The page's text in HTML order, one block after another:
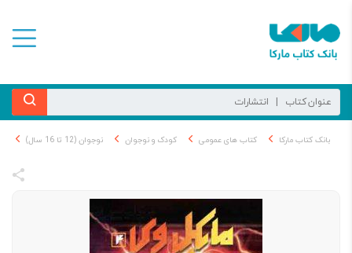
بانک کتاب مارکا کتاب های عمومی کودک و نوجوان نوجوان (12 تا 16 سال)